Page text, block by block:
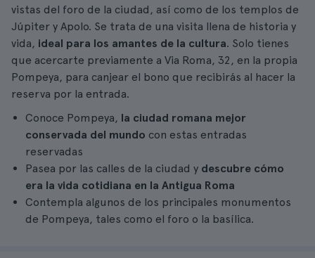
vistas del foro de la ciudad, así como de los templos de
Júpiter y Apolo. Se trata de una visita llena de historia y
vida, ideal para los amantes de la cultura. Solo tienes
que acercarte previamente a Via Roma, 32, en la propia
Pompeya, para canjear el bono que recibirás al hacer la
reserva por la entrada.
Conoce Pompeya, la ciudad romana mejor
conservada del mundo con estas entradas
reservadas
Pasea por las calles de la ciudad y descubre cómo
era la vida cotidiana en la Antigua Roma
Contempla algunos de los principales monumentos
de Pompeya, tales como el foro o la basílica.